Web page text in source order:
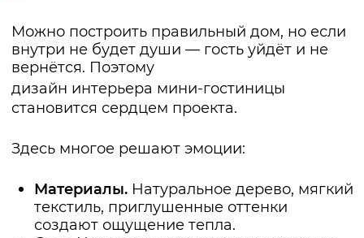
энергоэффективные решения
(отопление, вентиляция, солнечные
панели, умные сети)
пожарную безопасность и санитарные
нормы
доступность для маломобильных гостей
(широкие двери, пандусы, лифты)
удобство для персонала (сокращение
складов и подсобных помещений)